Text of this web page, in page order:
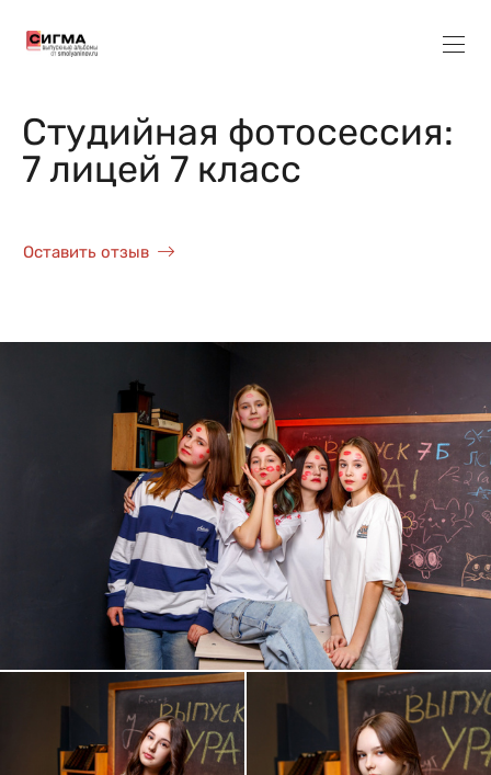
Студийная фотосессия:
7 лицей 7 класс
Оставить отзыв